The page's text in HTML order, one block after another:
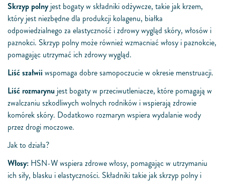
Skrzyp polnyjest bogaty w składniki odżywcze, takie jak krzem,
który jest niezbędne dla produkcji kolagenu, białka
odpowiedzialnego za elastyczność i zdrowy wygląd skóry, włosów i
paznokci. Skrzyp polny może również wzmacniać włosy i paznokcie,
pomagając utrzymać ich zdrowy wygląd.
Liść szałwii wspomaga dobre samopoczucie w okresie menstruacji.
Liść rozmarynu jest bogaty w przeciwutleniacze, które pomagają w
zwalczaniu szkodliwych wolnych rodników i wspierają zdrowie
komórek skóry. Dodatkowo rozmaryn wspiera wydalanie wody
przez drogi moczowe.
Jak to działa?
Włosy: HSN-W wspiera zdrowe włosy, pomagając w utrzymaniu
ich siły, blasku i elastyczności. Składniki takie jak skrzyp polny i